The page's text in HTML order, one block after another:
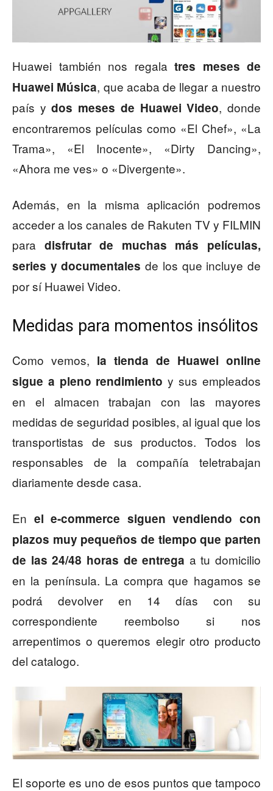
Huawei también nos regala tres meses de
Huawei Música, que acaba de llegar a nuestro
país y dos meses de Huawei Video, donde
encontraremos películas como «El Chef», «La
Trama», «El Inocente», «Dirty Dancing»,
«Ahora me ves» o «Divergente».
Además, en la misma aplicación podremos
acceder a los canales de Rakuten TV y FILMIN
para disfrutar de muchas más películas,
series y documentales de los que incluye de
por sí Huawei Video.
Medidas para momentos insólitos
Como vemos, la tienda de Huawei online
sigue a pleno rendimientoy sus empleados
en el almacen trabajan con las mayores
medidas de seguridad posibles, al igual que los
transportistas de sus productos. Todos los
responsables de la compañía teletrabajan
diariamente desde casa.
En el e-commerce siguen vendiendo con
plazos muy pequeños de tiempo que parten
de las 24/48 horas de entrega a tu domicilio
en la península. La compra que hagamos se
podrá devolver en 14 días con su
correspondiente reembolso si nos
arrepentimos o queremos elegir otro producto
del catalogo.
El soporte es uno de esos puntos que tampoco